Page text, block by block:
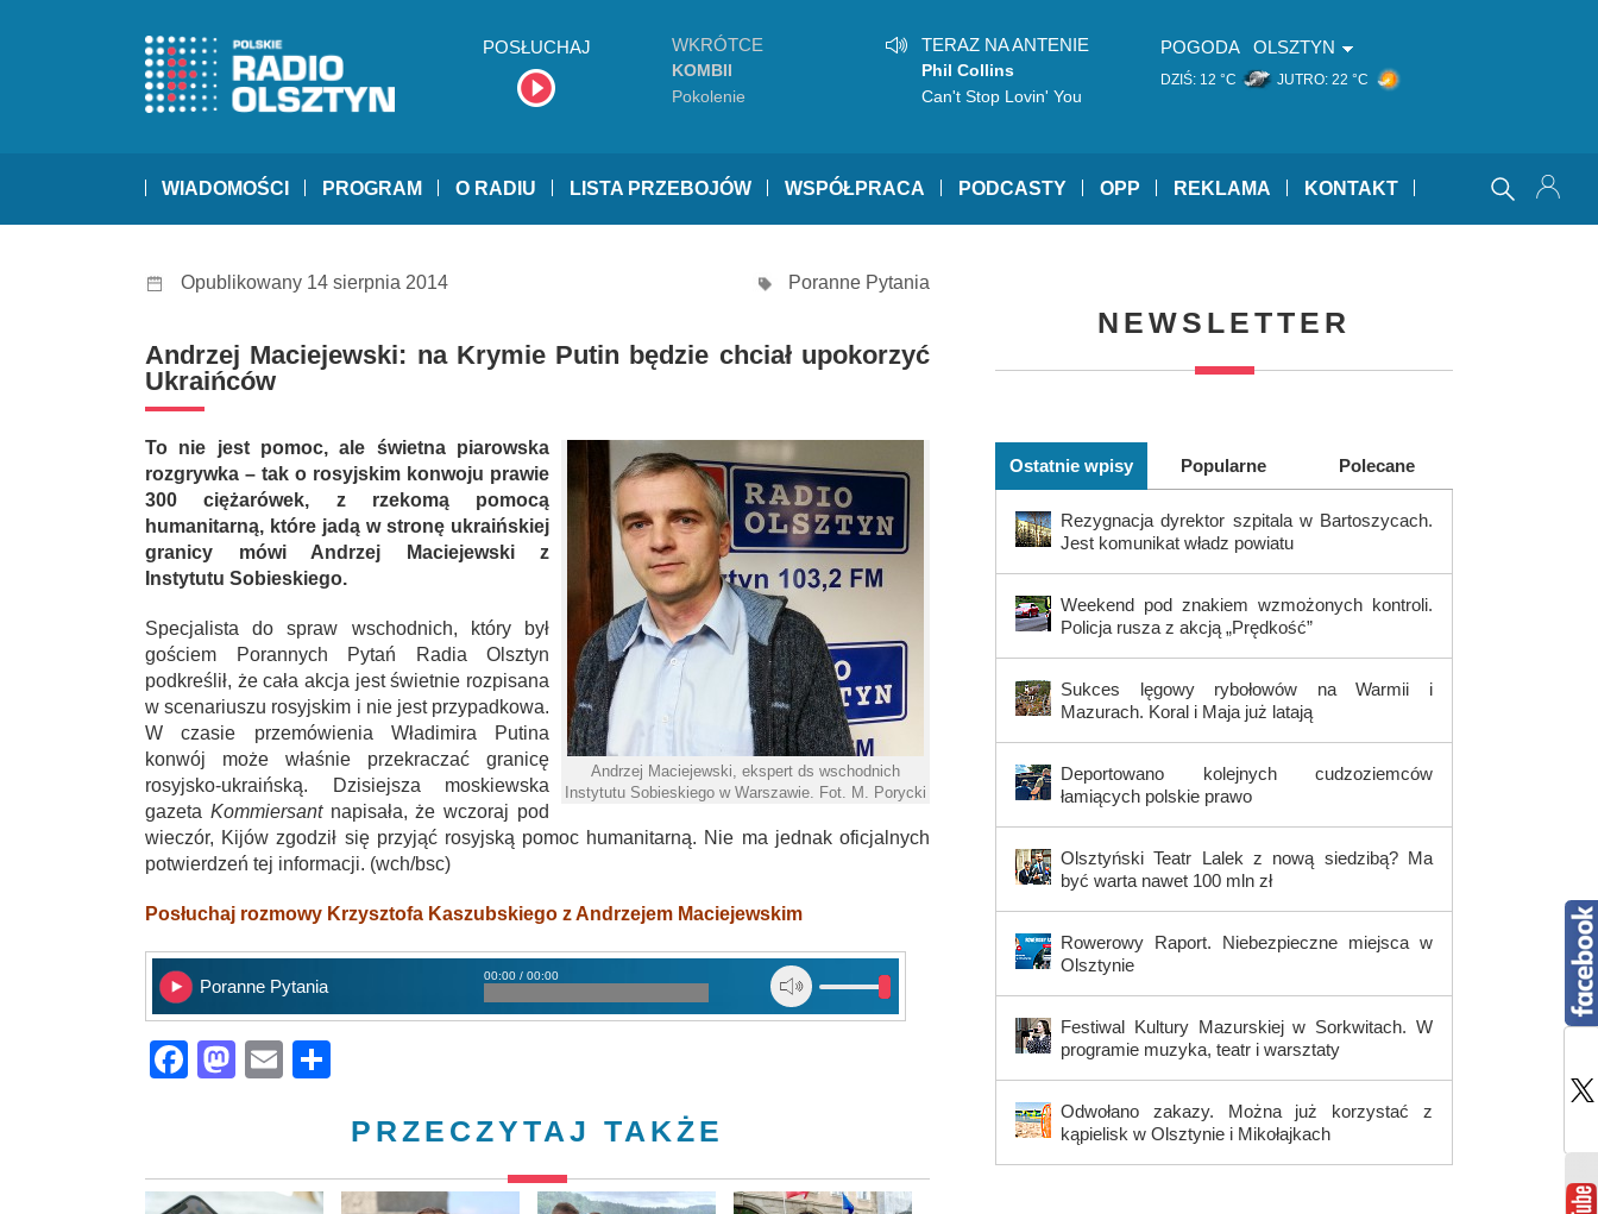
POSŁUCHAJ WKRÓTCE
KOMBII
Pokolenie
TERAZ NA ANTENIE
Phil Collins
Can't Stop Lovin' You
POGODA OLSZTYN
DZIŚ: 12 °C JUTRO: 22 °C
WIADOMOŚCI PROGRAM O RADIU LISTA PRZEBOJÓW WSPÓŁPRACA PODCASTY OPP REKLAMA KONTAKT
Opublikowany 14 sierpnia 2014 Poranne Pytania
Andrzej Maciejewski: na Krymie Putin będzie chciał upokorzyć
Ukraińców
Andrzej Maciejewski, ekspert ds wschodnich
Instytutu Sobieskiego w Warszawie. Fot. M. Porycki
To nie jest pomoc, ale świetna piarowska
rozgrywka – tak o rosyjskim konwoju prawie
300 ciężarówek, z rzekomą pomocą
humanitarną, które jadą w stronę ukraińskiej
granicy mówi Andrzej Maciejewski z
Instytutu Sobieskiego.
Specjalista do spraw wschodnich, który był
gościem Porannych Pytań Radia Olsztyn
podkreślił, że cała akcja jest świetnie rozpisana
w scenariuszu rosyjskim i nie jest przypadkowa.
W czasie przemówienia Władimira Putina
konwój może właśnie przekraczać granicę
rosyjsko-ukraińską. Dzisiejsza moskiewska
gazeta Kommiersantnapisała, że wczoraj pod
wieczór, Kijów zgodził się przyjąć rosyjską pomoc humanitarną. Nie ma jednak oficjalnych
potwierdzeń tej informacji. (wch/bsc)
Posłuchaj rozmowy Krzysztofa Kaszubskiego z Andrzejem Maciejewskim
Poranne Pytania
00:00 / 00:00
Facebook
Mastodon
Email
PRZECZYTAJ TAKŻE
NEWSLETTER
Ostatnie wpisy Popularne Polecane
Rezygnacja dyrektor szpitala w Bartoszycach.
Jest komunikat władz powiatu
Weekend pod znakiem wzmożonych kontroli.
Policja rusza z akcją „Prędkość”
Sukces lęgowy rybołowów na Warmii i
Mazurach. Koral i Maja już latają
Deportowano kolejnych cudzoziemców
łamiących polskie prawo
Olsztyński Teatr Lalek z nową siedzibą? Ma
być warta nawet 100 mln zł
Rowerowy Raport. Niebezpieczne miejsca w
Olsztynie
Festiwal Kultury Mazurskiej w Sorkwitach. W
programie muzyka, teatr i warsztaty
Odwołano zakazy. Można już korzystać z
kąpielisk w Olsztynie i Mikołajkach